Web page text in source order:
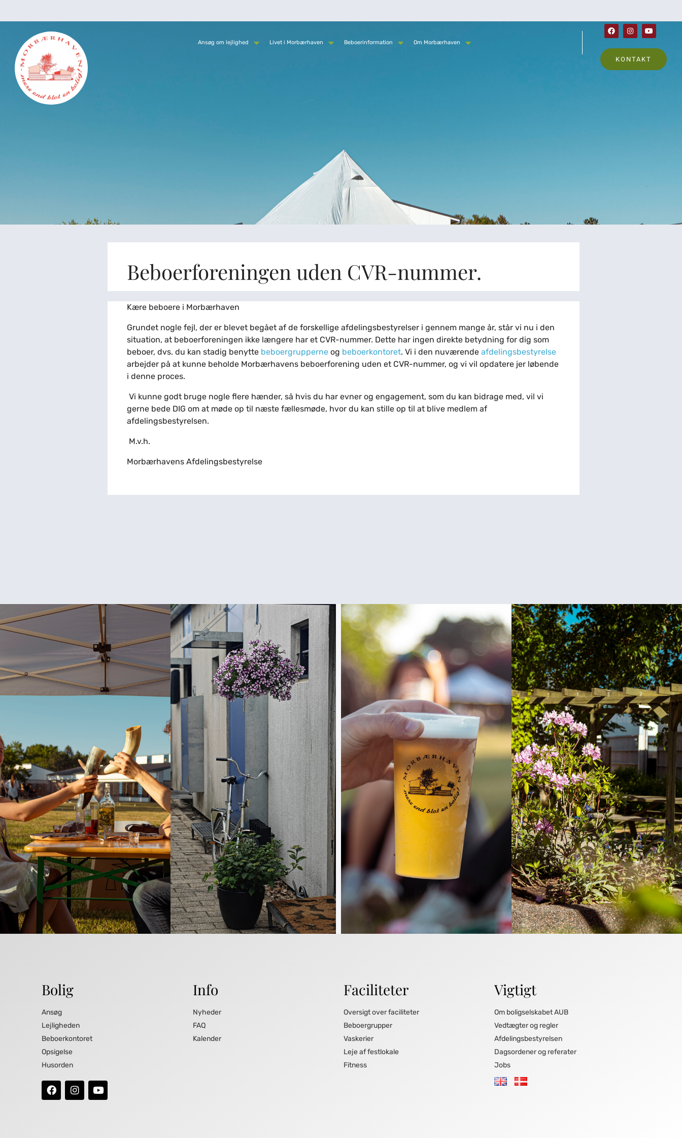
Ansøg om lejlighed Livet i Morbærhaven Beboerinformation Om Morbærhaven
KONTAKT
Beboerforeningen uden CVR-nummer.
Kære beboere i Morbærhaven
Grundet nogle fejl, der er blevet begået af de forskellige afdelingsbestyrelser i gennem mange år, står vi nu i den
situation, at beboerforeningen ikke længere har et CVR-nummer. Dette har ingen direkte betydning for dig som
beboer, dvs. du kan stadig benytte beboergrupperneog beboerkontoret. Vi i den nuværende afdelingsbestyrelse
arbejder på at kunne beholde Morbærhavens beboerforening uden et CVR-nummer, og vi vil opdatere jer løbende
i denne proces.
Vi kunne godt bruge nogle flere hænder, så hvis du har evner og engagement, som du kan bidrage med, vil vi
gerne bede DIG om at møde op til næste fællesmøde, hvor du kan stille op til at blive medlem af
afdelingsbestyrelsen.
M.v.h.
Morbærhavens Afdelingsbestyrelse
Bolig
Ansøg
Lejligheden
Beboerkontoret
Opsigelse
Husorden
Info
Nyheder
FAQ
Kalender
Faciliteter
Oversigt over faciliteter
Beboergrupper
Vaskerier
Leje af festlokale
Fitness
Vigtigt
Om boligselskabet AUB
Vedtægter og regler
Afdelingsbestyrelsen
Dagsordener og referater
Jobs